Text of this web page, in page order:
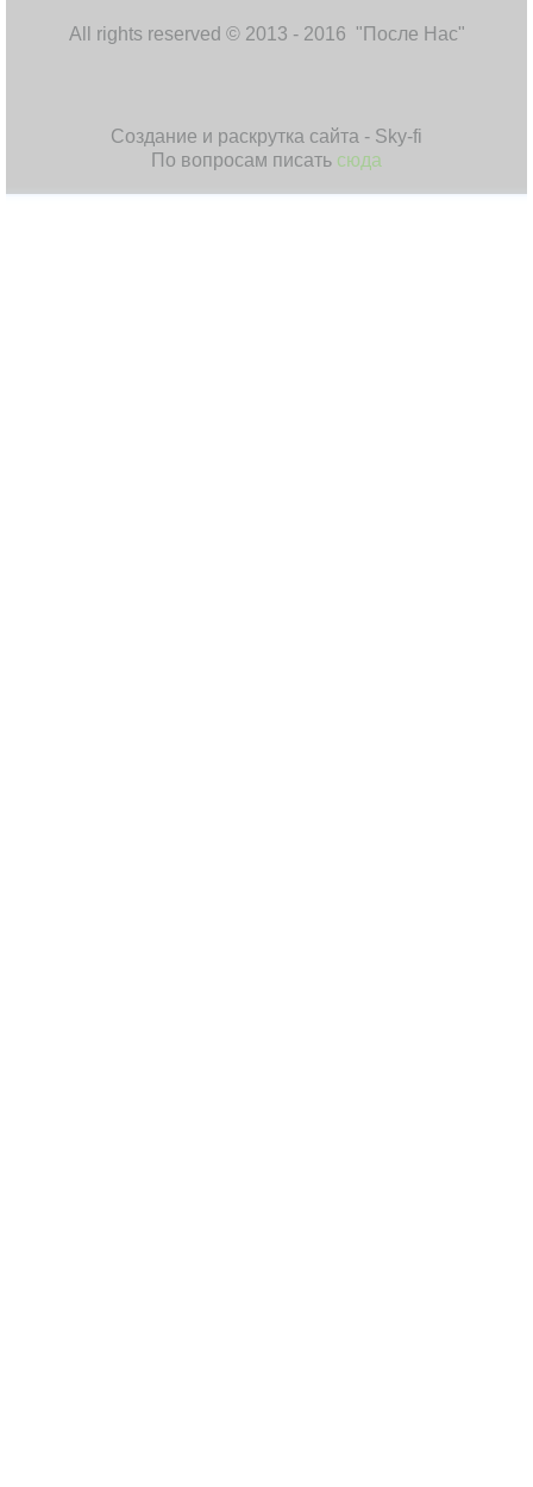
All rights reserved © 2013 - 2016 "После Нас"
Создание и раскрутка сайта - Sky-fi
По вопросам писать сюда